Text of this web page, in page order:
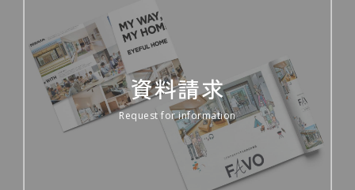
資料請求
Request for information